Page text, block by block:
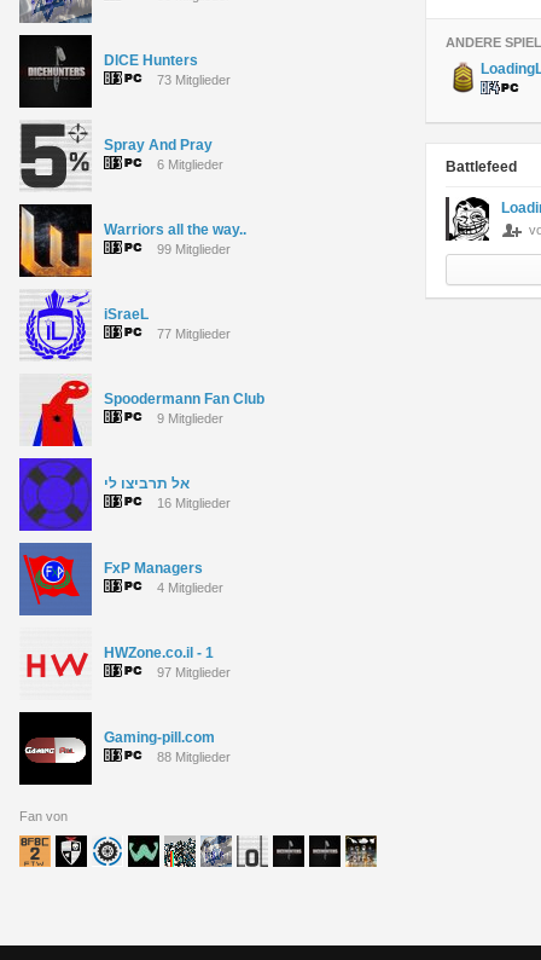
DlCE Hunters
73 Mitglieder
Spray And Pray
6 Mitglieder
Warriors all the way..
99 Mitglieder
iSraeL
77 Mitglieder
Spoodermann Fan Club
9 Mitglieder
אל תרביצו לי
16 Mitglieder
FxP Managers
4 Mitglieder
HWZone.co.il - 1
97 Mitglieder
Gaming-pill.com
88 Mitglieder
Fan von
ANDERE
Battlefeed